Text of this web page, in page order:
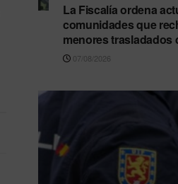
La Fiscalía ordena
comunidades que
menores trasladados
07/08/2026